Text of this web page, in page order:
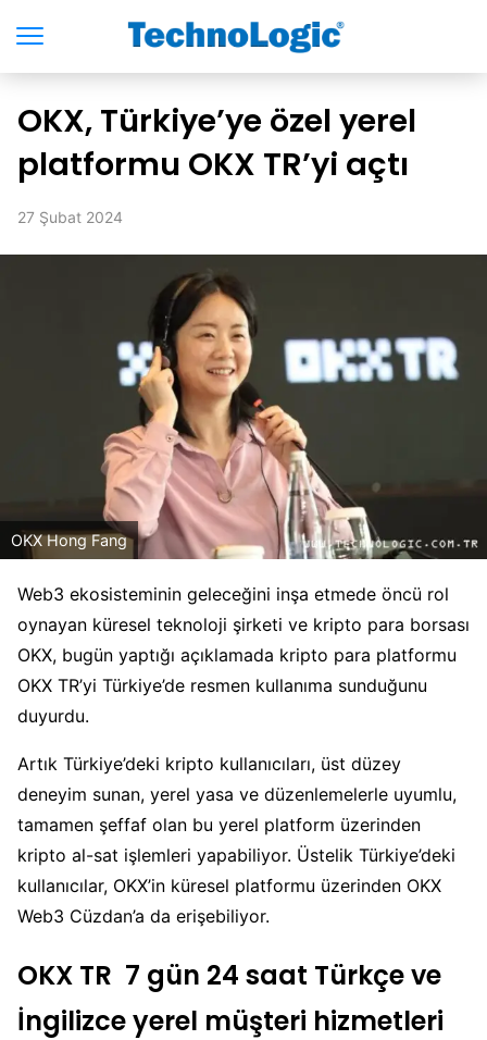
OKX, Türkiye’ye özel yerel
platformu OKX TR’yi açtı
27 Şubat 2024
OKX Hong Fang
Web3 ekosisteminin geleceğini inşa etmede öncü rol
oynayan küresel teknoloji şirketi ve kripto para borsası
OKX, bugün yaptığı açıklamada kripto para platformu
OKX TR’yi Türkiye’de resmen kullanıma sunduğunu
duyurdu.
Artık Türkiye’deki kripto kullanıcıları, üst düzey
deneyim sunan, yerel yasa ve düzenlemelerle uyumlu,
tamamen şeffaf olan bu yerel platform üzerinden
kripto al-sat işlemleri yapabiliyor. Üstelik Türkiye’deki
kullanıcılar, OKX’in küresel platformu üzerinden OKX
Web3 Cüzdan’a da erişebiliyor.
OKX TR 7 gün 24 saat Türkçe ve
İngilizce yerel müşteri hizmetleri